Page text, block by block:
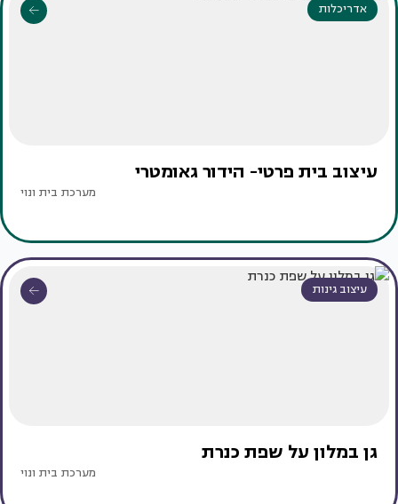
אדריכלות
עיצוב בית פרטי- הידור גאומטרי
מערכת בית ונוי
עיצוב גינות
גן במלון על שפת כנרת
מערכת בית ונוי